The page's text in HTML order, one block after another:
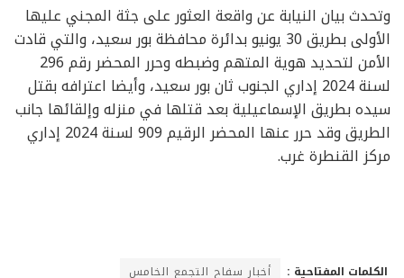
وتحدث بيان النيابة عن واقعة العثور على جثة المجني عليها
الأولى بطريق 30 يونيو بدائرة محافظة بور سعيد، والتي قادت
الأمن لتحديد هوية المتهم وضبطه وحرر المحضر رقم 296
لسنة 2024 إداري الجنوب ثان بور سعيد، وأيضا اعترافه بقتل
سيده بطريق الإسماعيلية بعد قتلها في منزله وإلقائها جانب
الطريق وقد حرر عنها المحضر الرقيم 909 لسنة 2024 إداري
مركز القنطرة غرب.
الكلمات المفتاحية : أخبار سفاح التجمع الخامس